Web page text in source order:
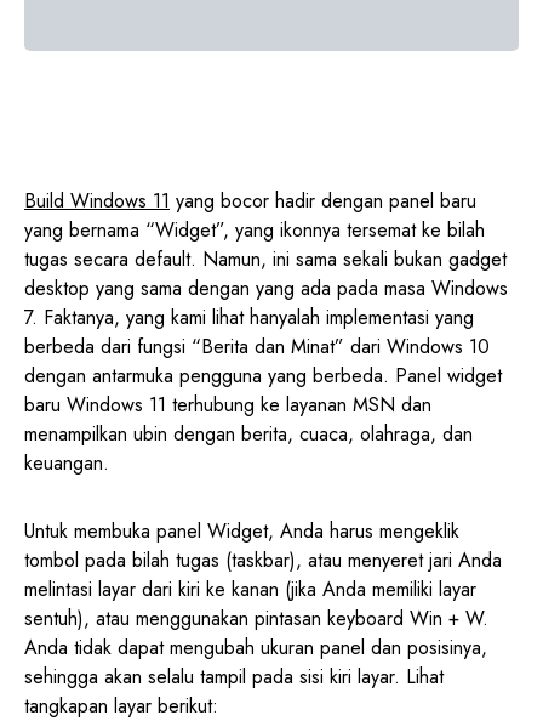
Build Windows 11 yang bocor hadir dengan panel baru
yang bernama “Widget”, yang ikonnya tersemat ke bilah
tugas secara default. Namun, ini sama sekali bukan gadget
desktop yang sama dengan yang ada pada masa Windows
7. Faktanya, yang kami lihat hanyalah implementasi yang
berbeda dari fungsi “Berita dan Minat” dari Windows 10
dengan antarmuka pengguna yang berbeda. Panel widget
baru Windows 11 terhubung ke layanan MSN dan
menampilkan ubin dengan berita, cuaca, olahraga, dan
keuangan.
Untuk membuka panel Widget, Anda harus mengeklik
tombol pada bilah tugas (taskbar), atau menyeret jari Anda
melintasi layar dari kiri ke kanan (jika Anda memiliki layar
sentuh), atau menggunakan pintasan keyboard Win + W.
Anda tidak dapat mengubah ukuran panel dan posisinya,
sehingga akan selalu tampil pada sisi kiri layar. Lihat
tangkapan layar berikut: